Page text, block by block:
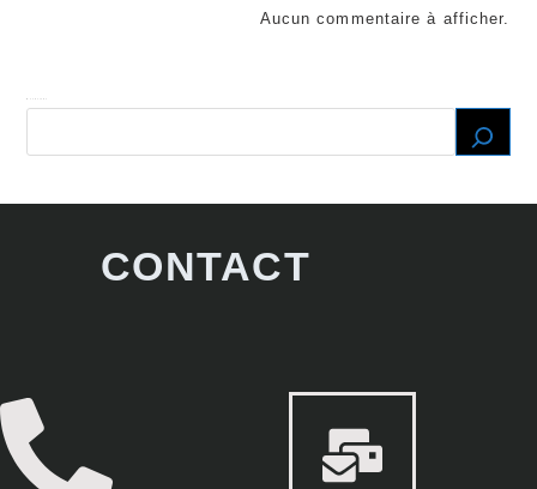
Aucun commentaire à afficher.
CONTACT